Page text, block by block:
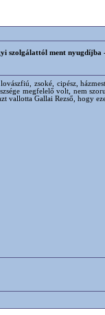
szolgálattól ment
zsoké, cipész,
megfelelő volt, nem
vallotta Gallai Rezső, hogy